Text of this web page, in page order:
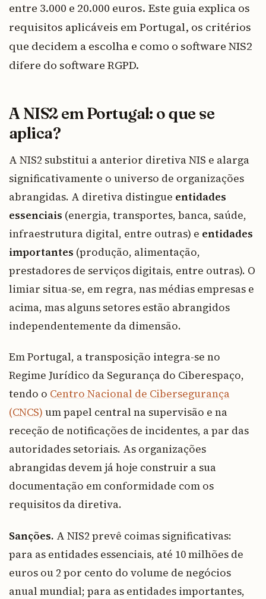
entre 3.000 e 20.000 euros. Este guia explica os
requisitos aplicáveis em Portugal, os critérios
que decidem a escolha e como o software NIS2
difere do software RGPD.
A NIS2 em Portugal: o que se
aplica?
A NIS2 substitui a anterior diretiva NIS e alarga
significativamente o universo de organizações
abrangidas. A diretiva distingue entidades
essenciais (energia, transportes, banca, saúde,
infraestrutura digital, entre outras) e entidades
importantes (produção, alimentação,
prestadores de serviços digitais, entre outras). O
limiar situa-se, em regra, nas médias empresas e
acima, mas alguns setores estão abrangidos
independentemente da dimensão.
Em Portugal, a transposição integra-se no
Regime Jurídico da Segurança do Ciberespaço,
tendo o Centro Nacional de Cibersegurança
(CNCS) um papel central na supervisão e na
receção de notificações de incidentes, a par das
autoridades setoriais. As organizações
abrangidas devem já hoje construir a sua
documentação em conformidade com os
requisitos da diretiva.
Sanções. A NIS2 prevê coimas significativas:
para as entidades essenciais, até 10 milhões de
euros ou 2 por cento do volume de negócios
anual mundial; para as entidades importantes,